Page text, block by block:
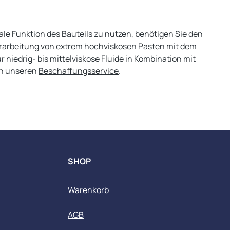
Funktion des Bauteils zu nutzen, benötigen Sie den
von extrem hochviskosen Pasten mit dem
bis mittelviskose Fluide in Kombination mit
unseren Beschaffungsservice.
SHOP
Warenkorb
AGB